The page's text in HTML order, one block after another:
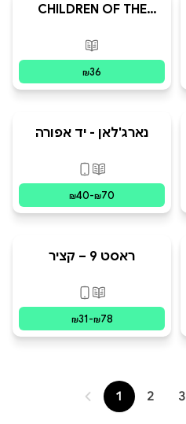
CHILDREN OF THE
פורמטים זמינים
₪36
נארג'לאן - יד אפורה
פורמטים זמינים
₪40-₪70
מודפס, דיגיטלי
ראסט 9 – קציר
פורמטים זמינים
₪31-₪78
1 2 3